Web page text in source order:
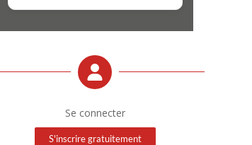
Se connecter
S'inscrire gratuitement